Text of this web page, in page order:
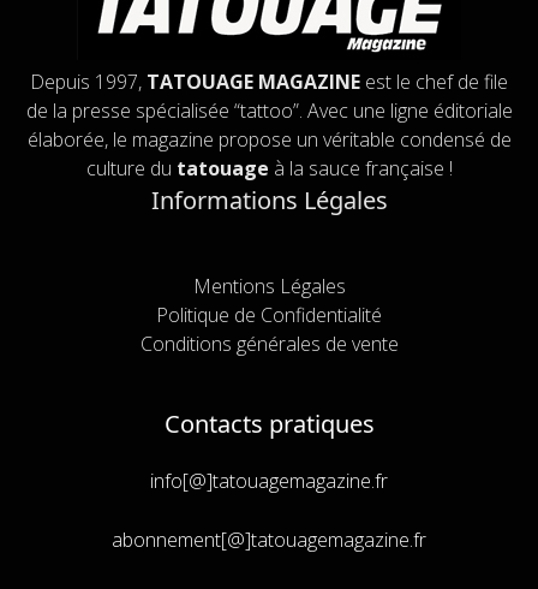
Depuis 1997, TATOUAGE MAGAZINE est le chef de file
de la presse spécialisée “tattoo”. Avec une ligne éditoriale
élaborée, le magazine propose un véritable condensé de
culture du tatouage à la sauce française !
Informations Légales
Mentions Légales
Politique de Confidentialité
Conditions générales de vente
Contacts pratiques
info[@]tatouagemagazine.fr
abonnement[@]tatouagemagazine.fr